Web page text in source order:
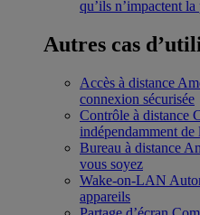
qu’ils n’impactent
Autres cas
Accès à distance
connexion sécurisée
Contrôle à distance
indépendamment de
Bureau à distance
vous soyez
Wake-on-LAN
appareils